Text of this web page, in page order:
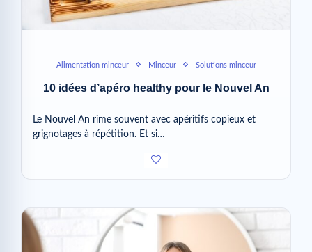
Alimentation minceur Minceur Solutions minceur
10 idées d’apéro healthy pour le Nouvel An
Le Nouvel An rime souvent avec apéritifs copieux et
grignotages à répétition. Et si…